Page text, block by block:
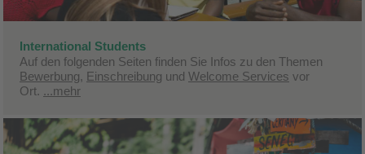
International Students
Auf den folgenden Seiten finden Sie Infos zu den Themen
Bewerbung, Einschreibung und Welcome Services vor
Ort. ...mehr